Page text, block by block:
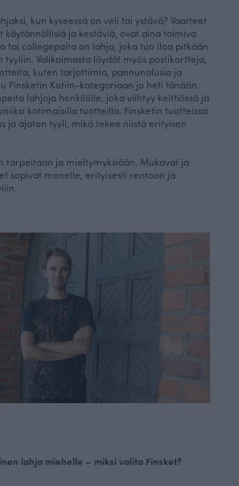
kun kyseessä on veli tai ystävä? Vaatteet
käytännöllisiä ja kestäviä, ovat aina toimiva
tai collegepaita on lahja, joka tuo iloa pitkään
tyyliin. Valikoimasta löydät myös postikortteja,
kuten tarjottimia, pannunalusia ja
Finsketin Kotiin-kategoriaan jo heti tänään.
lahjoja henkilölle, joka viihtyy keittiössä ja
kotimaisilla tuotteilla. Finsketin tuotteissa
ja ajaton tyyli, mikä tekee niistä erityisen
tarpeitaan ja mieltymyksiään. Mukavat ja
sopivat monelle, erityisesti rentoon ja
lahja miehelle – miksi valita Finsket?